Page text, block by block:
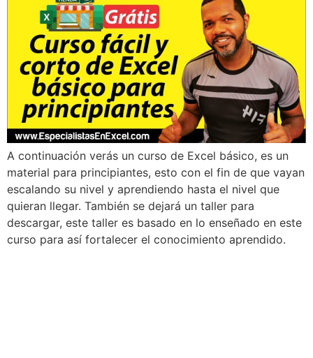
A continuación verás un curso de Excel básico, es un
material para principiantes, esto con el fin de que vayan
escalando su nivel y aprendiendo hasta el nivel que
quieran llegar. También se dejará un taller para
descargar, este taller es basado en lo enseñado en este
curso para así fortalecer el conocimiento aprendido.